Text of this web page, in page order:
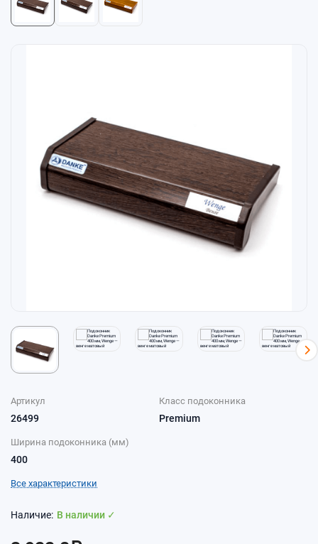
Артикул
26499
Класс подоконника
Premium
Ширина подоконника (мм)
400
Все характеристики
В наличии ✓